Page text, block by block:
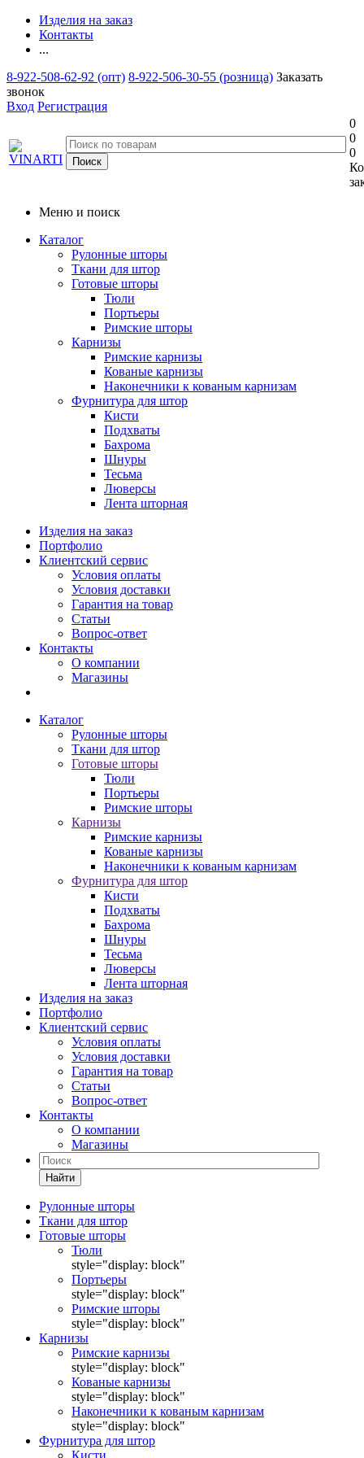
Изделия на заказ
Контакты
...
8-922-508-62-92 (опт) 8-922-506-30-55 (розница) Заказать
звонок
Вход Регистрация
0
0
0
Меню и поиск
Каталог
Рулонные шторы
Ткани для штор
Готовые шторы
Тюли
Портьеры
Римские шторы
Карнизы
Римские карнизы
Кованые карнизы
Наконечники к кованым карнизам
Фурнитура для штор
Кисти
Подхваты
Бахрома
Шнуры
Тесьма
Люверсы
Лента шторная
Изделия на заказ
Портфолио
Клиентский сервис
Условия оплаты
Условия доставки
Гарантия на товар
Статьи
Вопрос-ответ
Контакты
О компании
Магазины
Каталог
Рулонные шторы
Ткани для штор
Готовые шторы
Тюли
Портьеры
Римские шторы
Карнизы
Римские карнизы
Кованые карнизы
Наконечники к кованым карнизам
Фурнитура для штор
Кисти
Подхваты
Бахрома
Шнуры
Тесьма
Люверсы
Лента шторная
Изделия на заказ
Портфолио
Клиентский сервис
Условия оплаты
Условия доставки
Гарантия на товар
Статьи
Вопрос-ответ
Контакты
О компании
Магазины
Найти
Рулонные шторы
Ткани для штор
Готовые шторы
Тюли
style="display: block"
Портьеры
style="display: block"
Римские шторы
style="display: block"
Карнизы
Римские карнизы
style="display: block"
Кованые карнизы
style="display: block"
Наконечники к кованым карнизам
style="display: block"
Фурнитура для штор
Кисти